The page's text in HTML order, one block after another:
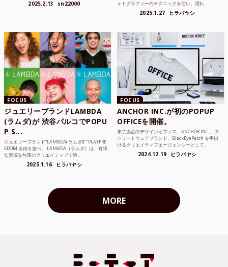
2025.2.13 sn22000
ォトグラフィーのテクニックを使い、隠れ...
2025.1.27 ヒラバヤシ
FOCUS
ジュエリーブランドLAMBDA
(ラムダ)が 渋谷パルコでPOPU
P S...
ジュエリーブランド“LAMBDA( ラムダ))” “PLAYFRE
EDOM 自由を遊べ。 LAMBDA（ラムダ）は、有限
な資源を無限のクリエイティブで追...
2025.1.16 ヒラバヤシ
FOCUS
ANCHOR INC.が初のPOPUP
OFFICEを開催。
東京拠点のデザインオフィス、ANCHOR INC.。 ス
トリートウェアブランド、BlackEyePatch を手掛
けるクリエイティブエージェンシーとして...
2024.12.19 ヒラバヤシ
MORE